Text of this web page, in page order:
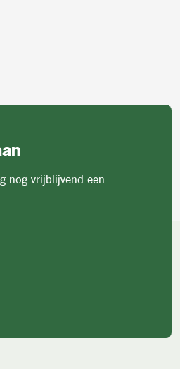
nog vrijblijvend een